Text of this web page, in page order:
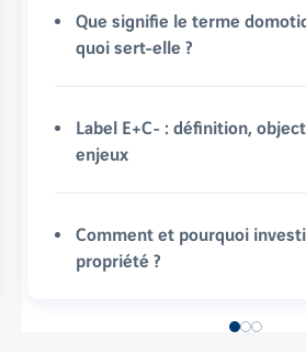
Que signifie le terme
quoi sert-elle ?
Label E+C- : définition,
enjeux
Comment et pourquoi
propriété ?